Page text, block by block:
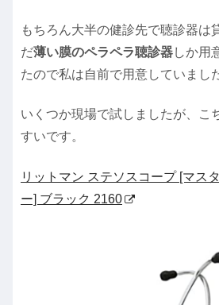
もちろん大半の健診先で聴診器は
だ薄い膜のペラペラ聴診器しか用
たので私は自前で用意していまし
いくつか現場で試しましたが、こ
すいです。
リットマン ステソスコープ [マス
ー] ブラック 2160